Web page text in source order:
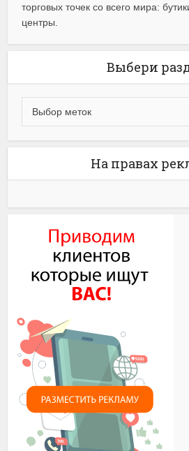
торговых точек со всего мира:
центры.
Выбери
На правах